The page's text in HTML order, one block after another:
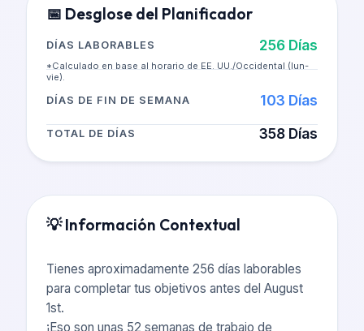
📅 Desglose del Planificador
DÍAS LABORABLES 256 Días
*Calculado en base al horario de EE. UU./Occidental (lun-
vie).
DÍAS DE FIN DE SEMANA 103 Días
TOTAL DE DÍAS 358 Días
💡Información Contextual
Tienes aproximadamente 256 días laborables
para completar tus objetivos antes del August
1st.
¡Eso son unas 52 semanas de trabajo de